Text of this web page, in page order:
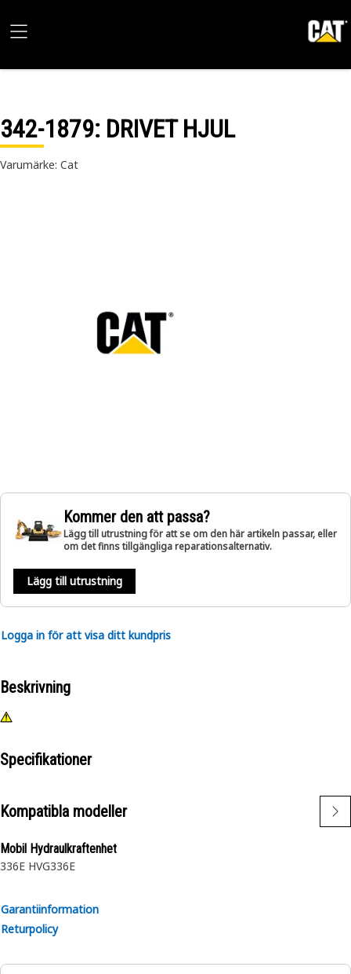
342-1879: DRIVET HJUL
Varumärke: Cat
Kommer den att passa?
Lägg till utrustning för att se om den här artikeln passar, eller
om det finns tillgängliga reparationsalternativ.
Lägg till utrustning
Logga in för att visa ditt kundpris
Beskrivning
Specifikationer
Kompatibla modeller
Mobil Hydraulkraftenhet
336E HVG336E
Garantiinformation
Returpolicy